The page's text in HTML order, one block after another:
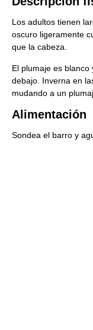
Los adultos tienen
oscuro ligeramente
que la cabeza.
El plumaje es
debajo. Inverna en
mudando a un
Alimentación
Sondea el barro y